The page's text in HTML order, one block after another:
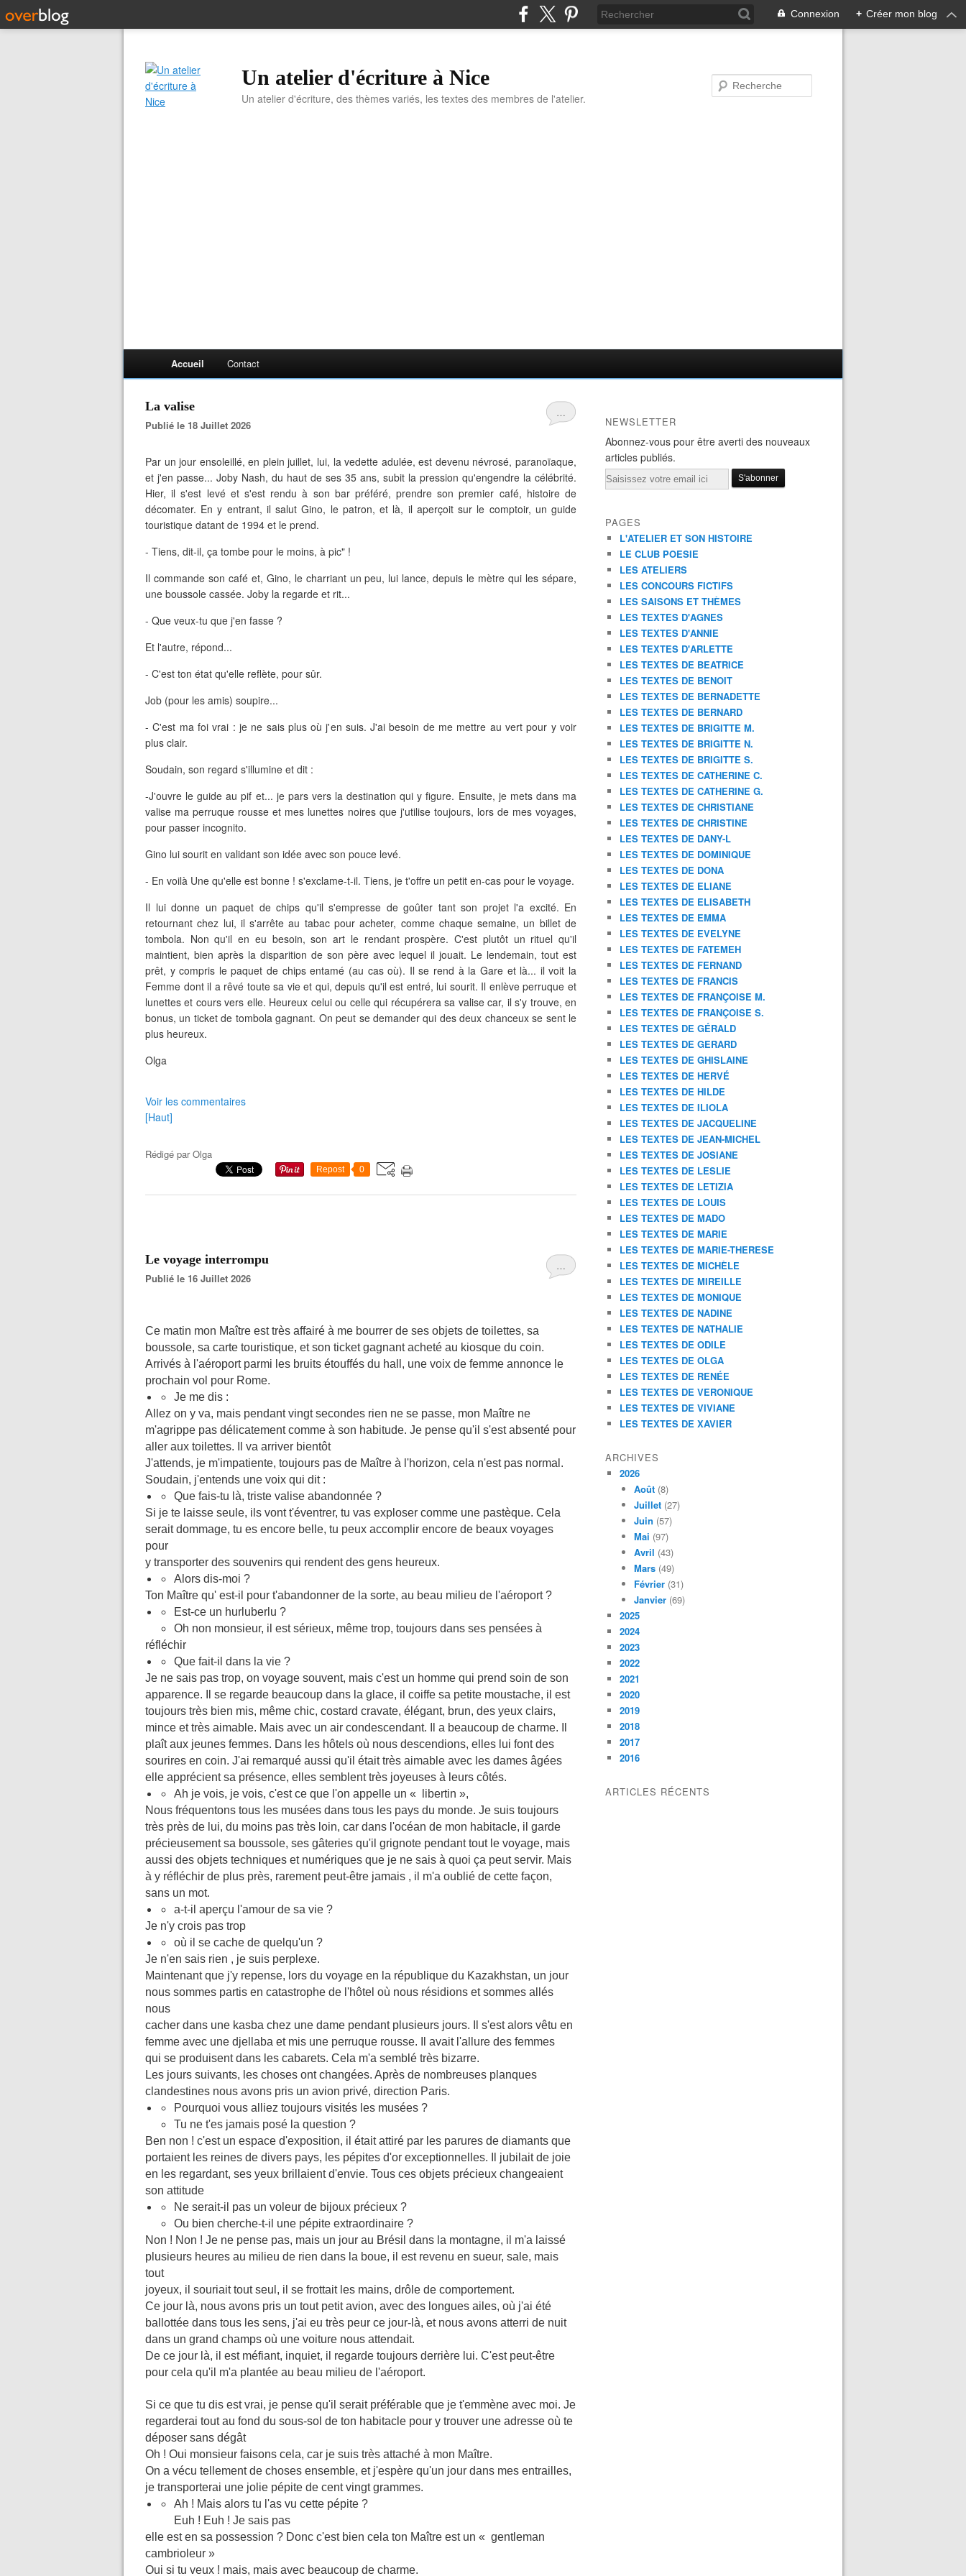
Connexion + Créer mon blog
Un atelier d'écriture à Nice
Un atelier d'écriture, des thèmes variés, les textes des membres de l'atelier.
Accueil Contact
…
La valise
Publié le 18 Juillet 2026
Par un jour ensoleillé, en plein juillet, lui, la vedette adulée, est devenu névrosé, paranoïaque,
et j'en passe... Joby Nash, du haut de ses 35 ans, subit la pression qu'engendre la célébrité.
Hier, il s'est levé et s'est rendu à son bar préféré, prendre son premier café, histoire de
décomater. En y entrant, il salut Gino, le patron, et là, il aperçoit sur le comptoir, un guide
touristique datant de 1994 et le prend.
- Tiens, dit-il, ça tombe pour le moins, à pic" !
Il commande son café et, Gino, le charriant un peu, lui lance, depuis le mètre qui les sépare,
une boussole cassée. Joby la regarde et rit...
- Que veux-tu que j'en fasse ?
Et l'autre, répond...
- C'est ton état qu'elle reflète, pour sûr.
Job (pour les amis) soupire...
- C'est ma foi vrai : je ne sais plus où j'en suis. J'ai besoin de me mettre au vert pour y voir
plus clair.
Soudain, son regard s'illumine et dit :
-J'ouvre le guide au pif et... je pars vers la destination qui y figure. Ensuite, je mets dans ma
valise ma perruque rousse et mes lunettes noires que j'utilise toujours, lors de mes voyages,
pour passer incognito.
Gino lui sourit en validant son idée avec son pouce levé.
- En voilà Une qu'elle est bonne ! s'exclame-t-il. Tiens, je t'offre un petit en-cas pour le voyage.
Il lui donne un paquet de chips qu'il s'empresse de goûter tant son projet l'a excité. En
retournant chez lui, il s'arrête au tabac pour acheter, comme chaque semaine, un billet de
tombola. Non qu'il en eu besoin, son art le rendant prospère. C'est plutôt un rituel qu'il
maintient, bien après la disparition de son père avec lequel il jouait. Le lendemain, tout est
prêt, y compris le paquet de chips entamé (au cas où). Il se rend à la Gare et là... il voit la
Femme dont il a rêvé toute sa vie et qui, depuis qu'il est entré, lui sourit. Il enlève perruque et
lunettes et cours vers elle. Heureux celui ou celle qui récupérera sa valise car, il s'y trouve, en
bonus, un ticket de tombola gagnant. On peut se demander qui des deux chanceux se sent le
plus heureux.
Olga
Voir les commentaires
[Haut]
Rédigé parOlga
Repost 0
…
Le voyage interrompu
Publié le 16 Juillet 2026
Ce matin mon Maître est très affairé à me bourrer de ses objets de toilettes, sa
boussole, sa carte touristique, et son ticket gagnant acheté au kiosque du coin.
Arrivés à l'aéroport parmi les bruits étouffés du hall, une voix de femme annonce le
prochain vol pour Rome.
Je me dis :
Allez on y va, mais pendant vingt secondes rien ne se passe, mon Maître ne
m'agrippe pas délicatement comme à son habitude. Je pense qu'il s'est absenté pour
aller aux toilettes. Il va arriver bientôt
J'attends, je m'impatiente, toujours pas de Maître à l'horizon, cela n'est pas normal.
Soudain, j'entends une voix qui dit :
Que fais-tu là, triste valise abandonnée ?
Si je te laisse seule, ils vont t'éventrer, tu vas exploser comme une pastèque. Cela
serait dommage, tu es encore belle, tu peux accomplir encore de beaux voyages
pour
y transporter des souvenirs qui rendent des gens heureux.
Alors dis-moi ?
Ton Maître qu' est-il pour t'abandonner de la sorte, au beau milieu de l'aéroport ?
Est-ce un hurluberlu ?
Oh non monsieur, il est sérieux, même trop, toujours dans ses pensées à
réfléchir
Que fait-il dans la vie ?
Je ne sais pas trop, on voyage souvent, mais c'est un homme qui prend soin de son
apparence. Il se regarde beaucoup dans la glace, il coiffe sa petite moustache, il est
toujours très bien mis, même chic, costard cravate, élégant, brun, des yeux clairs,
mince et très aimable. Mais avec un air condescendant. Il a beaucoup de charme. Il
plaît aux jeunes femmes. Dans les hôtels où nous descendions, elles lui font des
sourires en coin. J'ai remarqué aussi qu'il était très aimable avec les dames âgées
elle apprécient sa présence, elles semblent très joyeuses à leurs côtés.
Ah je vois, je vois, c'est ce que l'on appelle un « libertin »,
Nous fréquentons tous les musées dans tous les pays du monde. Je suis toujours
très près de lui, du moins pas très loin, car dans l'océan de mon habitacle, il garde
précieusement sa boussole, ses gâteries qu'il grignote pendant tout le voyage, mais
aussi des objets techniques et numériques que je ne sais à quoi ça peut servir. Mais
à y réfléchir de plus près, rarement peut-être jamais , il m'a oublié de cette façon,
sans un mot.
a-t-il aperçu l'amour de sa vie ?
Je n'y crois pas trop
où il se cache de quelqu'un ?
Je n'en sais rien , je suis perplexe.
Maintenant que j'y repense, lors du voyage en la république du Kazakhstan, un jour
nous sommes partis en catastrophe de l'hôtel où nous résidions et sommes allés
nous
cacher dans une kasba chez une dame pendant plusieurs jours. Il s'est alors vêtu en
femme avec une djellaba et mis une perruque rousse. Il avait l'allure des femmes
qui se produisent dans les cabarets. Cela m'a semblé très bizarre.
Les jours suivants, les choses ont changées. Après de nombreuses planques
clandestines nous avons pris un avion privé, direction Paris.
Pourquoi vous alliez toujours visités les musées ?
Tu ne t'es jamais posé la question ?
Ben non ! c'est un espace d'exposition, il était attiré par les parures de diamants que
portaient les reines de divers pays, les pépites d'or exceptionnelles. Il jubilait de joie
en les regardant, ses yeux brillaient d'envie. Tous ces objets précieux changeaient
son attitude
Ne serait-il pas un voleur de bijoux précieux ?
Ou bien cherche-t-il une pépite extraordinaire ?
Non ! Non ! Je ne pense pas, mais un jour au Brésil dans la montagne, il m'a laissé
plusieurs heures au milieu de rien dans la boue, il est revenu en sueur, sale, mais
tout
joyeux, il souriait tout seul, il se frottait les mains, drôle de comportement.
Ce jour là, nous avons pris un tout petit avion, avec des longues ailes, où j'ai été
ballottée dans tous les sens, j'ai eu très peur ce jour-là, et nous avons atterri de nuit
dans un grand champs où une voiture nous attendait.
De ce jour là, il est méfiant, inquiet, il regarde toujours derrière lui. C'est peut-être
pour cela qu'il m'a plantée au beau milieu de l'aéroport.
Si ce que tu dis est vrai, je pense qu'il serait préférable que je t'emmène avec moi. Je
regarderai tout au fond du sous-sol de ton habitacle pour y trouver une adresse où te
déposer sans dégât
Oh ! Oui monsieur faisons cela, car je suis très attaché à mon Maître.
On a vécu tellement de choses ensemble, et j'espère qu'un jour dans mes entrailles,
je transporterai une jolie pépite de cent vingt grammes.
Ah ! Mais alors tu l'as vu cette pépite ?
Euh ! Euh ! Je sais pas
elle est en sa possession ? Donc c'est bien cela ton Maître est un « gentleman
cambrioleur »
Oui si tu veux ! mais, mais avec beaucoup de charme.
NEWSLETTER
Abonnez-vous pour être averti des nouveaux
articles publiés.
Email
PAGES
L'ATELIER ET SON HISTOIRE
LE CLUB POESIE
LES ATELIERS
LES CONCOURS FICTIFS
LES SAISONS ET THÈMES
LES TEXTES D'AGNES
LES TEXTES D'ANNIE
LES TEXTES D'ARLETTE
LES TEXTES DE BEATRICE
LES TEXTES DE BENOIT
LES TEXTES DE BERNADETTE
LES TEXTES DE BERNARD
LES TEXTES DE BRIGITTE M.
LES TEXTES DE BRIGITTE N.
LES TEXTES DE BRIGITTE S.
LES TEXTES DE CATHERINE C.
LES TEXTES DE CATHERINE G.
LES TEXTES DE CHRISTIANE
LES TEXTES DE CHRISTINE
LES TEXTES DE DANY-L
LES TEXTES DE DOMINIQUE
LES TEXTES DE DONA
LES TEXTES DE ELIANE
LES TEXTES DE ELISABETH
LES TEXTES DE EMMA
LES TEXTES DE EVELYNE
LES TEXTES DE FATEMEH
LES TEXTES DE FERNAND
LES TEXTES DE FRANCIS
LES TEXTES DE FRANÇOISE M.
LES TEXTES DE FRANÇOISE S.
LES TEXTES DE GÉRALD
LES TEXTES DE GERARD
LES TEXTES DE GHISLAINE
LES TEXTES DE HERVÉ
LES TEXTES DE HILDE
LES TEXTES DE ILIOLA
LES TEXTES DE JACQUELINE
LES TEXTES DE JEAN-MICHEL
LES TEXTES DE JOSIANE
LES TEXTES DE LESLIE
LES TEXTES DE LETIZIA
LES TEXTES DE LOUIS
LES TEXTES DE MADO
LES TEXTES DE MARIE
LES TEXTES DE MARIE-THERESE
LES TEXTES DE MICHÈLE
LES TEXTES DE MIREILLE
LES TEXTES DE MONIQUE
LES TEXTES DE NADINE
LES TEXTES DE NATHALIE
LES TEXTES DE ODILE
LES TEXTES DE OLGA
LES TEXTES DE RENÉE
LES TEXTES DE VERONIQUE
LES TEXTES DE VIVIANE
LES TEXTES DE XAVIER
ARCHIVES
2026
Août (8)
Juillet (27)
Juin (57)
Mai (97)
Avril (43)
Mars (49)
Février (31)
Janvier (69)
2025
2024
2023
2022
2021
2020
2019
2018
2017
2016
ARTICLES RÉCENTS